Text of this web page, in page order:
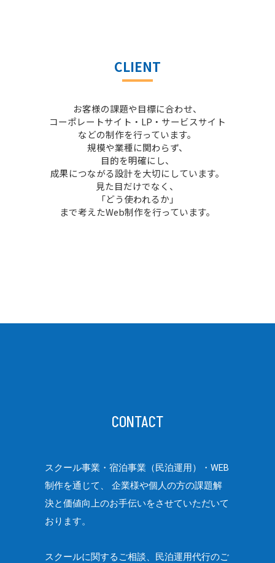
CLIENT
お客様の課題や目標に合わせ、
コーポレートサイト・LP・サービスサイト
などの制作を行っています。
規模や業種に関わらず、
目的を明確にし、
成果につながる設計を大切にしています。
見た目だけでなく、
「どう使われるか」
まで考えたWeb制作を行っています。
CONTACT
スクール事業・宿泊事業（民泊運用）・WEB
制作を通じて、
企業様や個人の方の課題解
決と価値向上のお手伝いをさせていただいて
おります。
スクールに関するご相談、民泊運用代行のご